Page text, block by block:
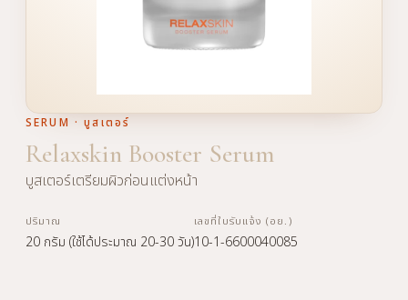
SERUM · บูสเตอร์
Relaxskin Booster Serum
บูสเตอร์เตรียมผิวก่อนแต่งหน้า
ปริมาณ
20 กรัม (ใช้ได้ประมาณ 20-30 วัน)
เลขที่ใบรับแจ้ง (อย.)
10-1-6600040085